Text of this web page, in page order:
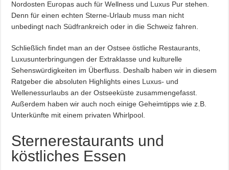
Nordosten Europas auch für Wellness und Luxus Pur stehen.
Denn für einen echten Sterne-Urlaub muss man nicht
unbedingt nach Südfrankreich oder in die Schweiz fahren.
Schließlich findet man an der Ostsee östliche Restaurants,
Luxusunterbringungen der Extraklasse und kulturelle
Sehenswürdigkeiten im Überfluss. Deshalb haben wir in diesem
Ratgeber die absoluten Highlights eines Luxus- und
Wellenessurlaubs an der Ostseeküste zusammengefasst.
Außerdem haben wir auch noch einige Geheimtipps wie z.B.
Unterkünfte mit einem privaten Whirlpool.
Sternerestaurants und
köstliches Essen